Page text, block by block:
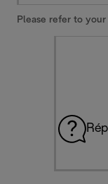
Please refer to